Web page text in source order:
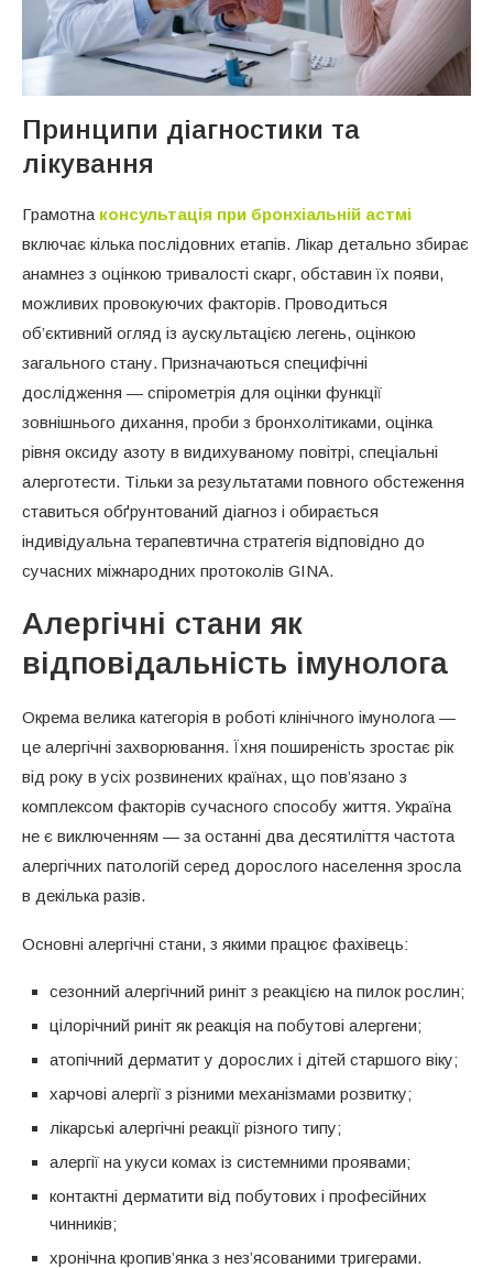
Принципи діагностики та
лікування
Грамотна консультація при бронхіальній астмі
включає кілька послідовних етапів. Лікар детально збирає
анамнез з оцінкою тривалості скарг, обставин їх появи,
можливих провокуючих факторів. Проводиться
об’єктивний огляд із аускультацією легень, оцінкою
загального стану. Призначаються специфічні
дослідження — спірометрія для оцінки функції
зовнішнього дихання, проби з бронхолітиками, оцінка
рівня оксиду азоту в видихуваному повітрі, спеціальні
алерготести. Тільки за результатами повного обстеження
ставиться обґрунтований діагноз і обирається
індивідуальна терапевтична стратегія відповідно до
сучасних міжнародних протоколів GINA.
Алергічні стани як
відповідальність імунолога
Окрема велика категорія в роботі клінічного імунолога —
це алергічні захворювання. Їхня поширеність зростає рік
від року в усіх розвинених країнах, що пов’язано з
комплексом факторів сучасного способу життя. Україна
не є виключенням — за останні два десятиліття частота
алергічних патологій серед дорослого населення зросла
в декілька разів.
Основні алергічні стани, з якими працює фахівець:
сезонний алергічний риніт з реакцією на пилок рослин;
цілорічний риніт як реакція на побутові алергени;
атопічний дерматит у дорослих і дітей старшого віку;
харчові алергії з різними механізмами розвитку;
лікарські алергічні реакції різного типу;
алергії на укуси комах із системними проявами;
контактні дерматити від побутових і професійних
чинників;
хронічна кропив’янка з нез’ясованими тригерами.